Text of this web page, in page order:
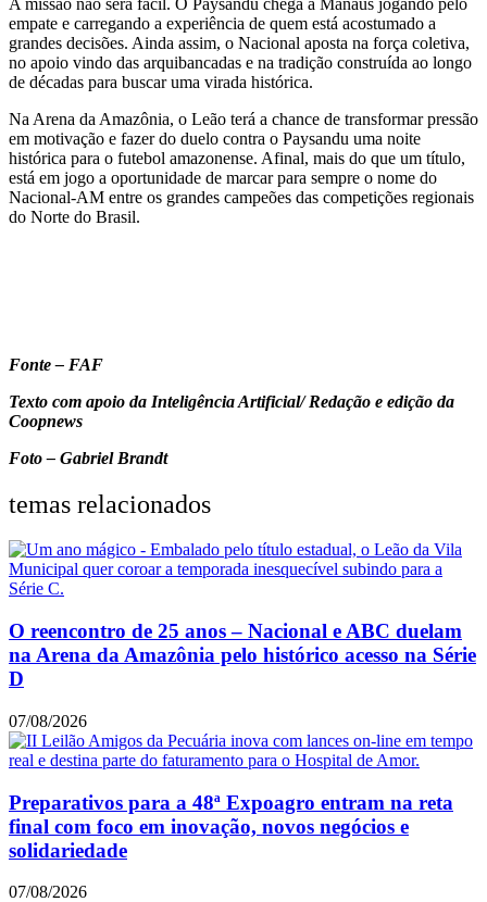
empate e carregando a experiência de quem está acostumado a
grandes decisões. Ainda assim, o Nacional aposta na força coletiva,
no apoio vindo das arquibancadas e na tradição construída ao longo
de décadas para buscar uma virada histórica.
Na Arena da Amazônia, o Leão terá a chance de transformar pressão
em motivação e fazer do duelo contra o Paysandu uma noite
histórica para o futebol amazonense. Afinal, mais do que um título,
está em jogo a oportunidade de marcar para sempre o nome do
Nacional-AM entre os grandes campeões das competições regionais
do Norte do Brasil.
Fonte – FAF
Texto com apoio da Inteligência Artificial/ Redação e edição da
Coopnews
Foto – Gabriel Brandt
temas relacionados
O reencontro de 25 anos – Nacional e ABC duelam
na Arena da Amazônia pelo histórico acesso na Série
D
07/08/2026
Preparativos para a 48ª Expoagro entram na reta
final com foco em inovação, novos negócios e
solidariedade
07/08/2026